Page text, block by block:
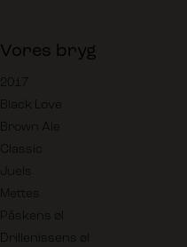
Vores bryg
2017
Black Love
Brown Ale
Classic
Juels
Mettes
Påskens øl
Drillenissens øl